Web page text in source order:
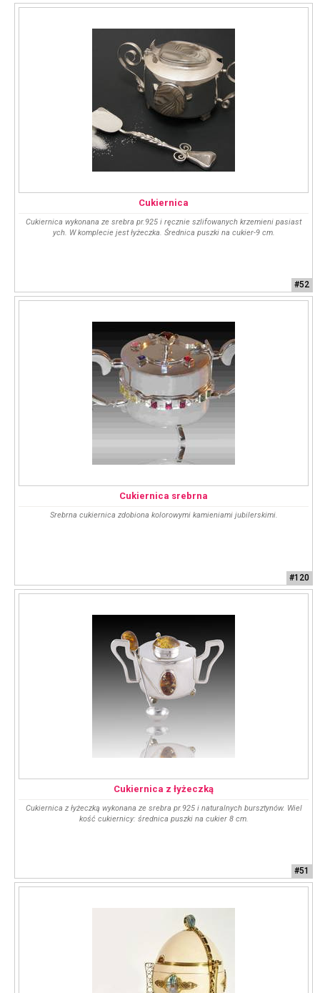
Cukiernica
Cukiernica wykonana ze srebra pr.925 i ręcznie szlifowanych krzemieni pasiast
ych. W komplecie jest łyżeczka. Średnica puszki na cukier-9 cm.
#52
Cukiernica srebrna
Srebrna cukiernica zdobiona kolorowymi kamieniami jubilerskimi.
#120
Cukiernica z łyżeczką
Cukiernica z łyżeczką wykonana ze srebra pr.925 i naturalnych bursztynów. Wiel
kość cukiernicy: średnica puszki na cukier 8 cm.
#51